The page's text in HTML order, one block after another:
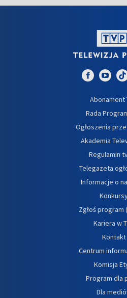
Abonament
Rada
Ogłoszenia
Akademia
Regulamin
Telegazeta
Informacje o
Zgłoś program
Kariera w
Kontakt
Centrum
Komisja
Program dla
Dla